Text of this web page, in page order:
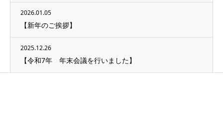
2026.01.05
【新年のご挨拶】
2025.12.26
【令和7年 年末会議を行いました】